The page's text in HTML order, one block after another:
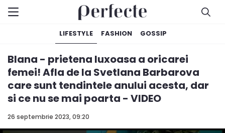
LIFESTYLE FASHION GOSSIP
26 septembrie 2023, 09:20
Blana - prietena luxoasa a oricarei
femei! Afla de la Svetlana Barbarova
care sunt tendintele anului acesta, dar
si ce nu se mai poarta - VIDEO